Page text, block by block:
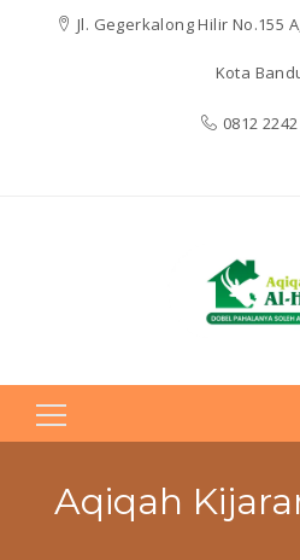
Jl. Gegerkalong Hilir No.155
Kota
0812
Search
Aqiqah